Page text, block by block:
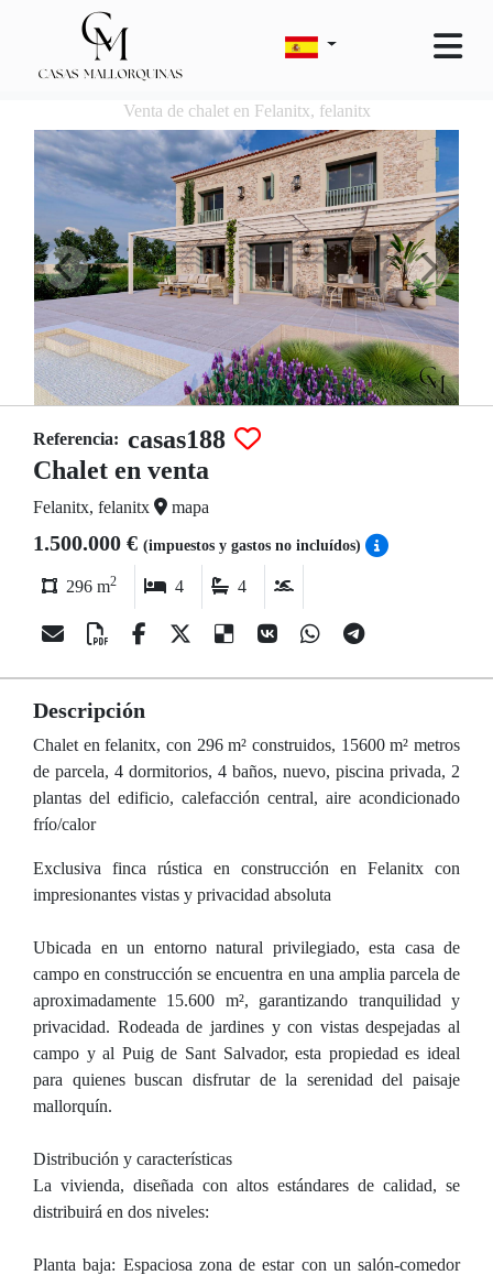
Venta de chalet en Felanitx, felanitx
Referencia: casas188
Chalet en venta
Felanitx, felanitx mapa
1.500.000 € (impuestos y gastos no incluídos)
296 m2 4 4
Descripción
Chalet en felanitx, con 296 m² construidos, 15600 m² metros
de parcela, 4 dormitorios, 4 baños, nuevo, piscina privada, 2
plantas del edificio, calefacción central, aire acondicionado
frío/calor
Exclusiva finca rústica en construcción en Felanitx con
impresionantes vistas y privacidad absoluta
Ubicada en un entorno natural privilegiado, esta casa de
campo en construcción se encuentra en una amplia parcela de
aproximadamente 15.600 m², garantizando tranquilidad y
privacidad. Rodeada de jardines y con vistas despejadas al
campo y al Puig de Sant Salvador, esta propiedad es ideal
para quienes buscan disfrutar de la serenidad del paisaje
mallorquín.
Distribución y características
La vivienda, diseñada con altos estándares de calidad, se
distribuirá en dos niveles:
Planta baja: Espaciosa zona de estar con un salón-comedor